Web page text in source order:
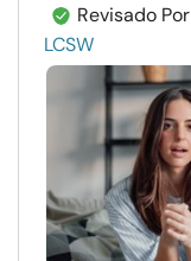
Revisado Por
LCSW